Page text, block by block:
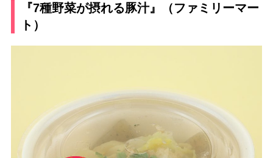
『7種野菜が摂れる豚汁』（ファミリーマー
ト）